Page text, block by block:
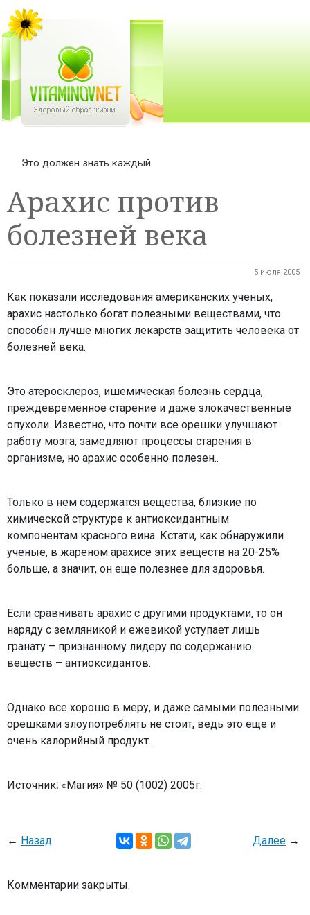
Это должен знать каждый
Арахис против
болезней века
5 июля 2005
Как показали исследования американских ученых,
арахис настолько богат полезными веществами, что
способен лучше многих лекарств защитить человека от
болезней века.
Это атеросклероз, ишемическая болезнь сердца,
преждевременное старение и даже злокачественные
опухоли. Известно, что почти все орешки улучшают
работу мозга, замедляют процессы старения в
организме, но арахис особенно полезен..
Только в нем содержатся вещества, близкие по
химической структуре к антиоксидантным
компонентам красного вина. Кстати, как обнаружили
ученые, в жареном арахисе этих веществ на 20-25%
больше, а значит, он еще полезнее для здоровья.
Если сравнивать арахис с другими продуктами, то он
наряду с земляникой и ежевикой уступает лишь
гранату – признанному лидеру по содержанию
веществ – антиоксидантов.
Однако все хорошо в меру, и даже самыми полезными
орешками злоупотреблять не стоит, ведь это еще и
очень калорийный продукт.
Источник: «Магия» № 50 (1002) 2005г.
← Назад Далее →
Комментарии закрыты.